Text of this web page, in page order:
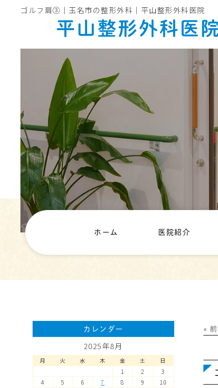
ゴルフ肩③｜玉名市の整形外科｜平山整形外科医院
ホーム 医院紹介
医院紹介 院長・スタッフ紹介
«
カレンダー
2025年8月
月 火 水 木 金 土 日
1 2
3
4
5 6 7 8 9
10